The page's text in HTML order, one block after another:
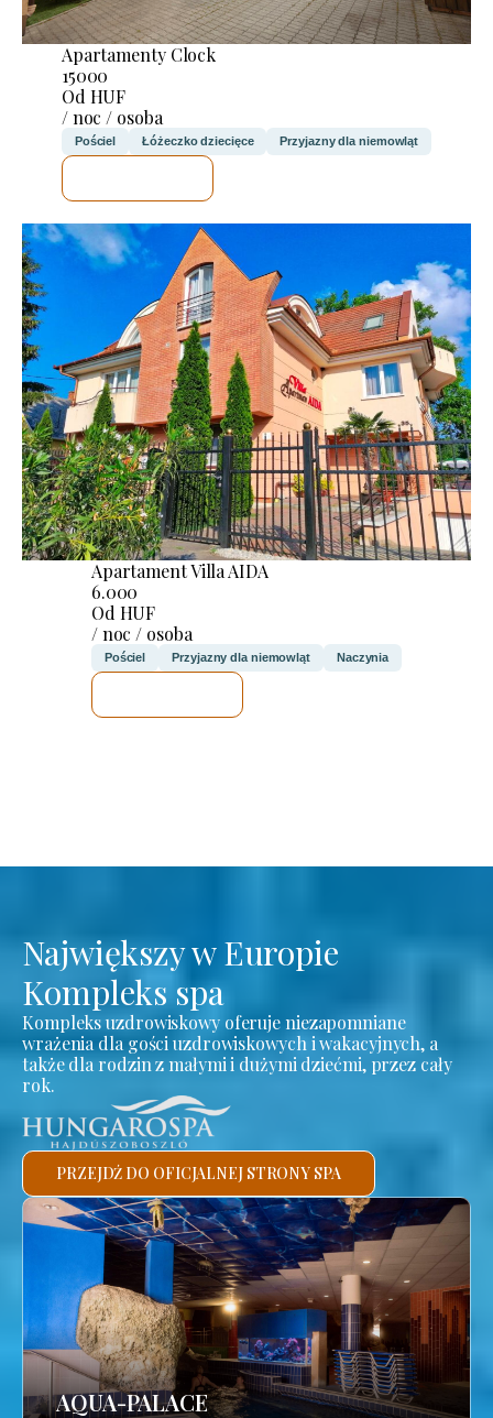
Apartamenty Clock
15000
Od HUF
/ noc / osoba
Pościel Łóżeczko dziecięce Przyjazny dla niemowląt
Apartament Villa AIDA
6.000
Od HUF
/ noc / osoba
Pościel Przyjazny dla niemowląt Naczynia
Największy w Europie
Kompleks spa
Kompleks uzdrowiskowy oferuje niezapomniane
wrażenia dla gości uzdrowiskowych i wakacyjnych, a
także dla rodzin z małymi i dużymi dziećmi, przez cały
rok.
PRZEJDŹ DO OFICJALNEJ STRONY SPA
AQUA-PALACE